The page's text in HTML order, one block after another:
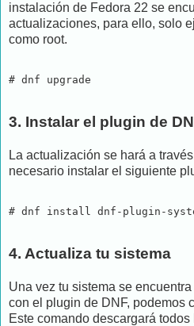
instalación de Fedora 22 se
actualizaciones, para ello, solo
como root.
# dnf upgrade
3. Instalar el plugin de
La actualización se hará a
necesario instalar el siguiente
# dnf install dnf-plugin-
4. Actualiza tu sistema
Una vez tu sistema se
con el plugin de DNF, podemos
Este comando descargará